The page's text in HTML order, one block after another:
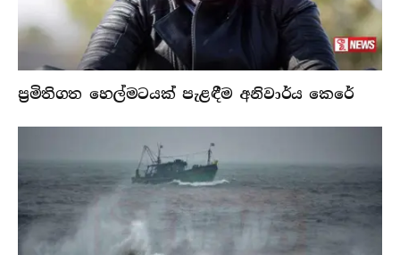
ප්‍රමිතිගත හෙල්මටයක් පැළඳීම අනිවාර්ය කෙරේ